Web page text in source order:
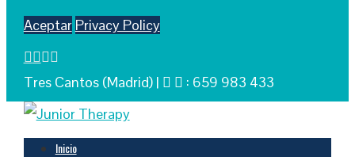
Aceptar Privacy Policy
Tres Cantos (Madrid) | : 659 983 433
Inicio